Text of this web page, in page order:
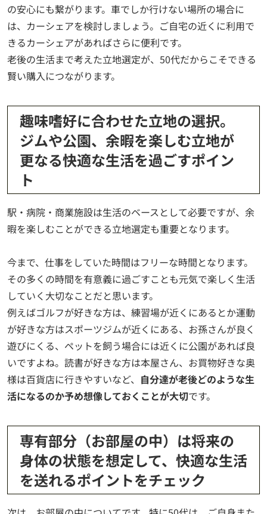
の安心にも繋がります。車でしか行けない場所の場合に
は、カーシェアを検討しましょう。ご自宅の近くに利用で
きるカーシェアがあればさらに便利です。
老後の生活まで考えた立地選定が、50代だからこそできる
賢い購入につながります。
趣味嗜好に合わせた立地の選択。
ジムや公園、余暇を楽しむ立地が
更なる快適な生活を過ごすポイン
ト
駅・病院・商業施設は生活のベースとして必要ですが、余
暇を楽しむことができる立地選定も重要となります。
今まで、仕事をしていた時間はフリーな時間となります。
その多くの時間を有意義に過ごすことも元気で楽しく生活
していく大切なことだと思います。
例えばゴルフが好きな方は、練習場が近くにあるとか運動
が好きな方はスポーツジムが近くにある、お孫さんが良く
遊びにくる、ペットを飼う場合には近くに公園があれば良
いですよね。読書が好きな方は本屋さん、お買物好きな奥
様は百貨店に行きやすいなど、 自分達が老後どのような生
活になるのか予め想像しておくことが大切です。
専有部分（お部屋の中）は将来の
身体の状態を想定して、快適な生活
を送れるポイントをチェック